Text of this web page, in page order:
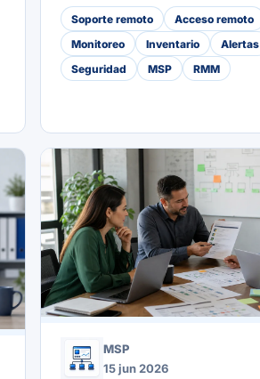
Soporte remoto Acceso remoto
Monitoreo
Inventario
Alertas
Seguridad
MSP RMM
MSP
15 jun 2026